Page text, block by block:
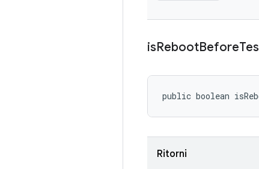
isRebootBefore
public boolean
Ritorni